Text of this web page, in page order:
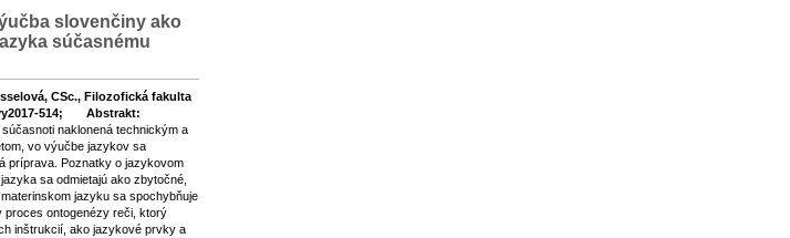
slovenčiny ako
súčasnému
CSc., Filozofická fakulta
514; Abstrakt:
naklonená technickým a
vo výučbe jazykov sa
príprava. Poznatky o jazykovom
sa odmietajú ako zbytočné,
jazyku sa spochybňuje
proces ontogenézy reči, ktorý
inštrukcií, ako jazykové prvky a